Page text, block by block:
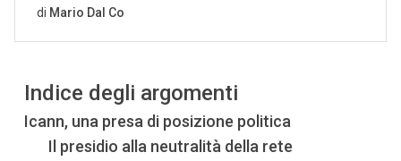
Indice degli argomenti
Icann, una presa di posizione politica
Il presidio alla neutralità della rete